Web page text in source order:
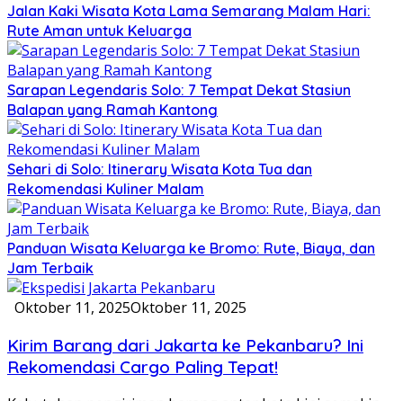
Jalan Kaki Wisata Kota Lama Semarang Malam Hari:
Rute Aman untuk Keluarga
Sarapan Legendaris Solo: 7 Tempat Dekat Stasiun
Balapan yang Ramah Kantong
Sehari di Solo: Itinerary Wisata Kota Tua dan
Rekomendasi Kuliner Malam
Panduan Wisata Keluarga ke Bromo: Rute, Biaya, dan
Jam Terbaik
Oktober 11, 2025Oktober 11, 2025
Kirim Barang dari Jakarta ke Pekanbaru? Ini
Rekomendasi Cargo Paling Tepat!